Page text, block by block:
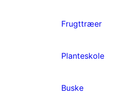
Frugttræer
Planteskole
Buske